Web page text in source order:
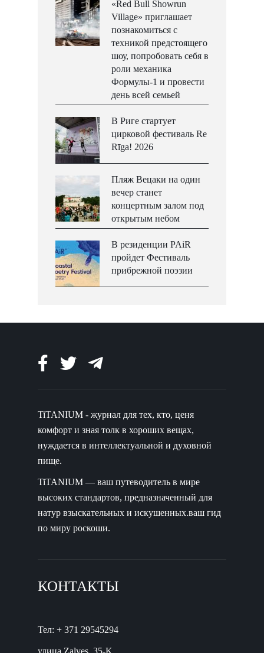
«Red Bull Showrun
Village» приглашает
познакомиться с
техникой предстоящего
шоу, попробовать себя в
роли механика
Формулы-1 и провести
день всей семьей
В Риге стартует
цирковой фестиваль Re
Rīga! 2026
Пляж Вецаки на один
вечер станет
концертным залом под
открытым небом
В резиденции PAiR
пройдет Фестиваль
прибрежной поэзии
TiTANIUM - журнал для тех, кто, ценя
комфорт и зная толк в хороших вещах,
нуждается в интеллектуальной и духовной
пище.
TiTANIUM — ваш путеводитель в мире
высоких стандартов, предназначенный для
натур взыскательных и искушенных.ваш гид
по миру роскоши.
КОНТАКТЫ
Тел: + 371 29545294